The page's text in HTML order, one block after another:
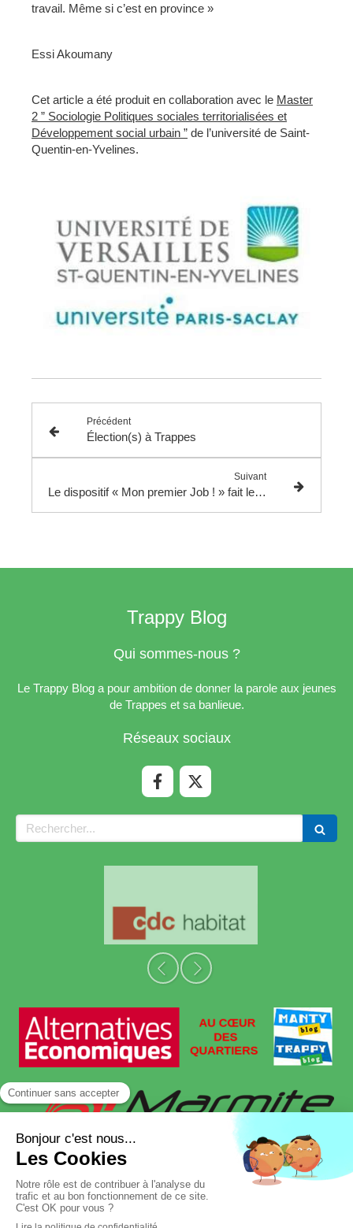
travail. Même si c’est en province »
Essi Akoumany
Cet article a été produit en collaboration avec le Master
2 ” Sociologie Politiques sociales territorialisées et
Développement social urbain ” de l’université de Saint‐
Quentin‐en‐Yvelines.
Précédent
Élection(s) à Trappes
Suivant
Le dispositif « Mon premier Job ! » fait le travail
Trappy Blog
Qui sommes-nous ?
Le Trappy Blog a pour ambition de donner la parole aux jeunes
de Trappes et sa banlieue.
Réseaux sociaux
Rechercher
Slide précédent
Slide suivant